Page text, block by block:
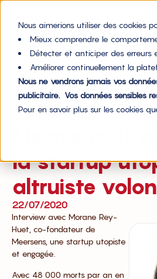
Nous aimerions utiliser des cookies
Mieux comprendre le
Détecter et anticiper des erreurs
Améliorer continuellement la
Nous ne vendrons jamais vos
publicitaire. Vos données sensibles
Pour en savoir plus sur les cookies
Impact,Témoignages
la startup
altruiste
22/07/2020
Interview avec Morane Rey-
Huet, co-fondateur de
Meersens, une startup utopiste
et engagée.
Avec 48 000 morts par an en